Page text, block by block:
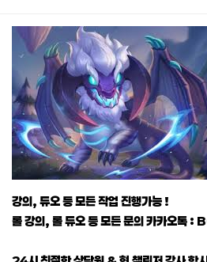
강의, 듀오 등 모든 작업 진행가능 !
롤 강의, 롤 듀오 등 모든 문의 카카오톡